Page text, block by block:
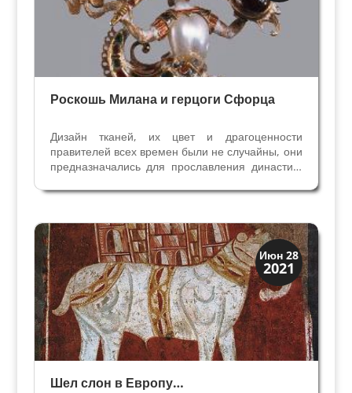
Роскошь Милана и герцоги Сфорца
Дизайн тканей, их цвет и драгоценности
правителей всех времен были не случайны, они
предназначались для прославления династии,
Миланском герцогстве одним из источников
тканей. В 1442 году...
Июн 28
2021
Праздники и легенды
Традиции
Шел слон в Европу…